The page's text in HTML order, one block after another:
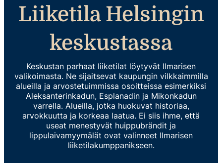
Liiketila Helsingin
keskustassa
Keskustan parhaat liiketilat löytyvät Ilmarisen
valikoimasta. Ne sijaitsevat kaupungin vilkkaimmilla
alueilla ja arvostetuimmissa osoitteissa esimerkiksi
Aleksanterinkadun, Esplanadin ja Mikonkadun
varrella. Alueilla, jotka huokuvat historiaa,
arvokkuutta ja korkeaa laatua. Ei siis ihme, että
useat menestyvät huippubrändit ja
lippulaivamyymälät ovat valinneet Ilmarisen
liiketilakumppanikseen.